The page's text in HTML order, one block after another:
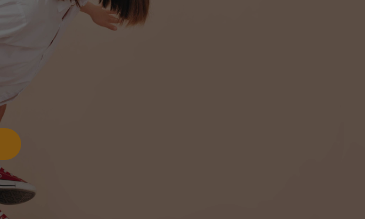
Que comprend mon régime ?
Comment réserver et gérer votre
réservation
Autres demandes